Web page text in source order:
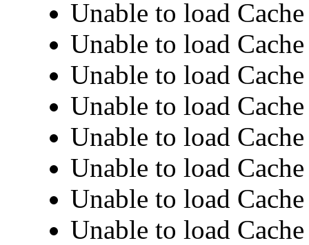
Unable to load
Unable to load
Unable to load
Unable to load
Unable to load
Unable to load
Unable to load
Unable to load